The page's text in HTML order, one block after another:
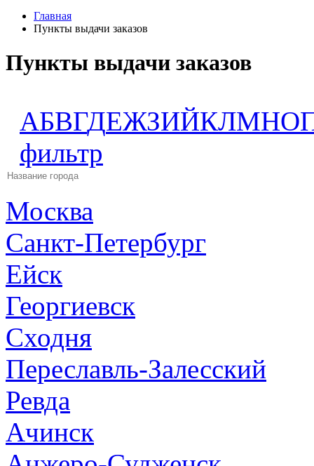
Главная
Пункты выдачи заказов
Пункты выдачи заказов
АБВГДЕЖЗИЙКЛМНО
фильтр
Москва
Санкт-Петербург
Ейск
Георгиевск
Сходня
Переславль-Залесский
Ревда
Ачинск